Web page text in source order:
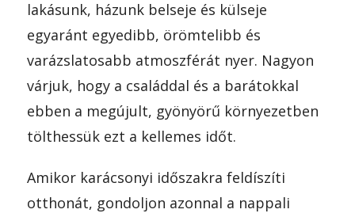
lakásunk, házunk belseje és külseje
egyaránt egyedibb, örömtelibb és
varázslatosabb atmoszférát nyer. Nagyon
várjuk, hogy a családdal és a barátokkal
ebben a megújult, gyönyörű környezetben
tölthessük ezt a kellemes időt.
Amikor karácsonyi időszakra feldíszíti
otthonát, gondoljon azonnal a nappali